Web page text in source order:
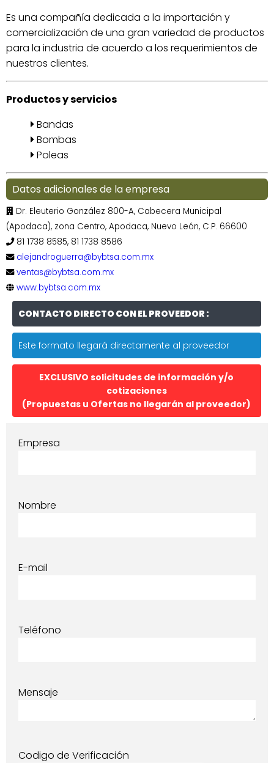
Es una compañía dedicada a la importación y
comercialización de una gran variedad de productos
para la industria de acuerdo a los requerimientos de
nuestros clientes.
Productos y servicios
Bandas
Bombas
Poleas
Datos adicionales de la empresa
Dr. Eleuterio González 800-A, Cabecera Municipal
(Apodaca), zona Centro, Apodaca, Nuevo León, C.P. 66600
81 1738 8585, 81 1738 8586
alejandroguerra@bybtsa.com.mx
ventas@bybtsa.com.mx
www.bybtsa.com.mx
CONTACTO DIRECTO CON EL PROVEEDOR :
Este formato llegará directamente al proveedor
EXCLUSIVO solicitudes de información y/o
cotizaciones
(Propuestas u Ofertas no llegarán al proveedor)
Empresa
Nombre
E-mail
Teléfono
Mensaje
Codigo de Verificación